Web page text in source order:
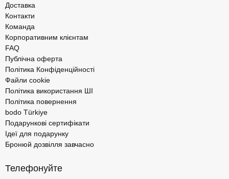
Доставка
Контакти
Команда
Корпоративним клієнтам
FAQ
Публічна оферта
Політика Конфіденційності
Файли cookie
Політика використання ШІ
Політика повернення
bodo Türkiye
Подарункові сертифікати
Ідеї для подарунку
Бронюй дозвілля завчасно
Телефонуйте